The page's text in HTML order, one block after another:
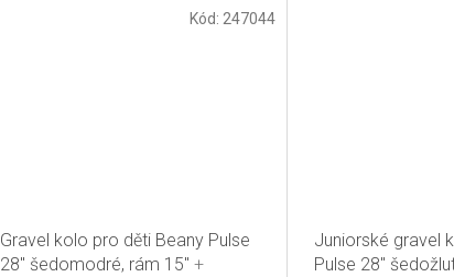
Gravel kolo pro děti Beany Pulse
28" šedomodré, rám 15"+
Kód: 247044
Juniorské gravel
Pulse 28"